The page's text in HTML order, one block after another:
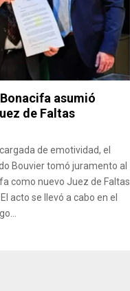
asumió
de Faltas
de emotividad, el
Bouvier tomó juramento al
como nuevo Juez de Faltas
acto se llevó a cabo en el